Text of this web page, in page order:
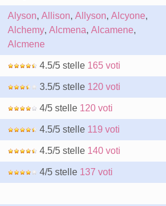
Alyson, Allison, Allyson, Alcyone,
Alchemy, Alcmena, Alcamene,
Alcmene
4.5/5 stelle 165 voti
3.5/5 stelle 120 voti
4/5 stelle 120 voti
4.5/5 stelle 119 voti
4.5/5 stelle 140 voti
4/5 stelle 137 voti